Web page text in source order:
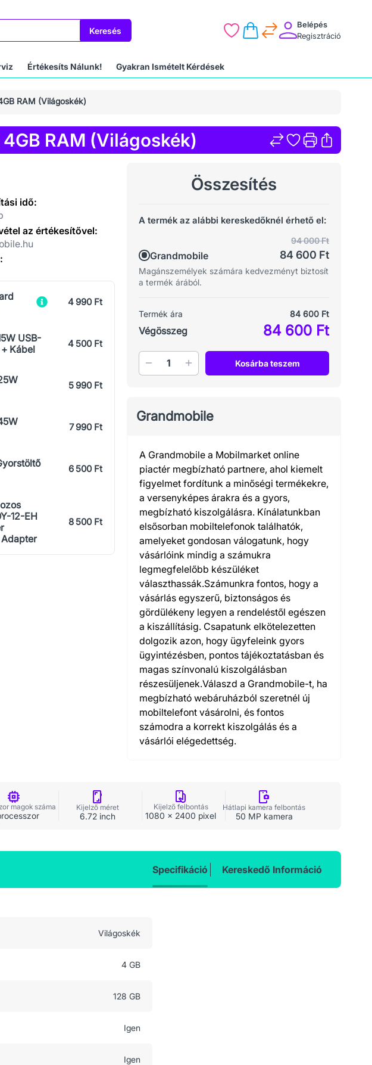
Keresés
Belépés
Regisztráció
Értékesíts Nálunk! Gyakran Ismételt Kérdések
RAM (Világoskék)
RAM (Világoskék)
idő:
az értékesítővel:
4 990 Ft
USB-
Kábel
4 500 Ft
5 990 Ft
7 990 Ft
6 500 Ft
12-EH
8 500 Ft
Összesítés
A termék az alábbi kereskedőknél érhető el:
Grandmobile
94 000 Ft
84 600 Ft
Magánszemélyek számára kedvezményt biztosít
a termék árából.
Termék ára 84 600 Ft
Végösszeg 84 600 Ft
Mennyiség Kosárba teszem
Grandmobile
A Grandmobile a Mobilmarket online
piactér megbízható partnere, ahol kiemelt
figyelmet fordítunk a minőségi termékekre,
a versenyképes árakra és a gyors,
megbízható kiszolgálásra. Kínálatunkban
elsősorban mobiltelefonok találhatók,
amelyeket gondosan válogatunk, hogy
vásárlóink mindig a számukra
legmegfelelőbb készüléket
választhassák.Számunkra fontos, hogy a
vásárlás egyszerű, biztonságos és
gördülékeny legyen a rendeléstől egészen
a kiszállításig. Csapatunk elkötelezetten
dolgozik azon, hogy ügyfeleink gyors
ügyintézésben, pontos tájékoztatásban és
magas színvonalú kiszolgálásban
részesüljenek.Válaszd a Grandmobile-t, ha
megbízható webáruházból szeretnél új
mobiltelefont vásárolni, és fontos
számodra a korrekt kiszolgálás és a
vásárlói elégedettség.
magok száma Kijelző méret
6.72 inch
Kijelző felbontás
1080 x 2400 pixel
Hátlapi kamera felbontás
50 MP kamera
Specifikáció Kereskedő Információ
Világoskék
4 GB
128 GB
Igen
Igen